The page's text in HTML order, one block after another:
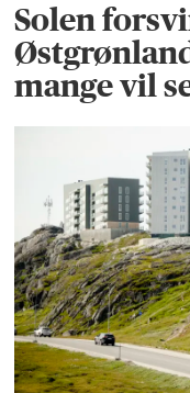
Solen
mange vil